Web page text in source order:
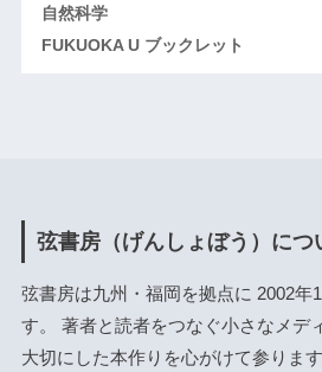
自然科学
FUKUOKA U ブックレット
弦書房（げんしょぼう）につ
弦書房は九州・福岡を拠点に 2002年
す。 著者と読者をつなぐ小さなメデ
大切にした本作りを心がけて参ります